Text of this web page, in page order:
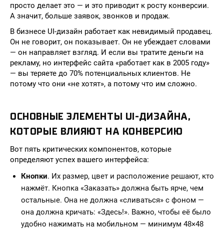
просто делает это — и это приводит к росту конверсии.
А значит, больше заявок, звонков и продаж.
В бизнесе UI-дизайн работает как невидимый продавец.
Он не говорит, он показывает. Он не убеждает словами
— он направляет взгляд. И если вы тратите деньги на
рекламу, но интерфейс сайта «работает как в 2005 году»
— вы теряете до 70% потенциальных клиентов. Не
потому что они «не хотят», а потому что им сложно.
ОСНОВНЫЕ ЭЛЕМЕНТЫ UI-ДИЗАЙНА,
КОТОРЫЕ ВЛИЯЮТ НА КОНВЕРСИЮ
Вот пять критических компонентов, которые
определяют успех вашего интерфейса:
Кнопки. Их размер, цвет и расположение решают, кто
нажмёт. Кнопка «Заказать» должна быть ярче, чем
остальные. Она не должна «сливаться» с фоном —
она должна кричать: «Здесь!». Важно, чтобы её было
удобно нажимать на мобильном — минимум 48×48